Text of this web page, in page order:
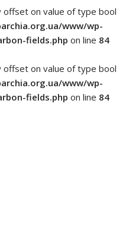
offset on value of type bool
www/wp-
fields.php on line 84
offset on value of type bool
www/wp-
fields.php on line 84